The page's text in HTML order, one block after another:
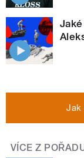
Jak
VÍCE Z